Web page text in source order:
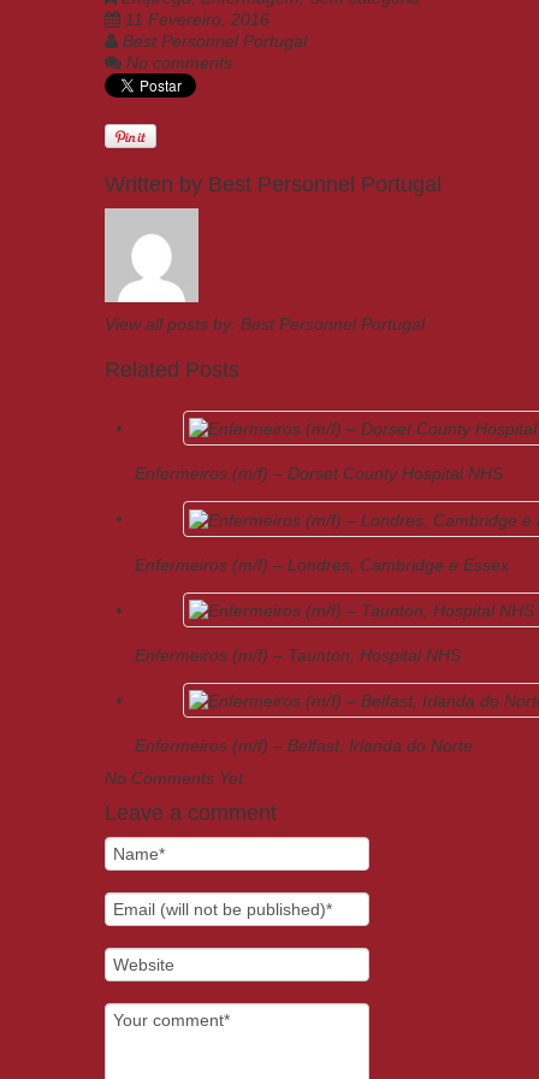
11 Fevereiro, 2016
Best Personnel Portugal
No comments
Written by Best Personnel Portugal
View all posts by: Best Personnel Portugal
Related Posts
Enfermeiros (m/f) – Dorset County Hospital NHS
Enfermeiros (m/f) – Londres, Cambridge e Essex
Enfermeiros (m/f) – Taunton, Hospital NHS
Enfermeiros (m/f) – Belfast, Irlanda do Norte
No Comments Yet.
Leave a comment